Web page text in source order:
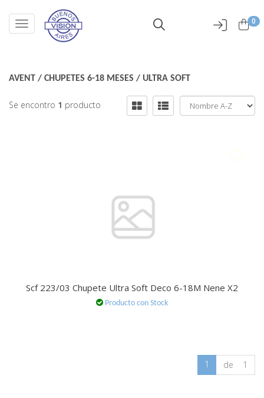
0
Toggle navigation
AVENT / CHUPETES 6-18 MESES / ULTRA SOFT
Se encontro 1 producto
Scf 223/03 Chupete Ultra Soft Deco 6-18M Nene X2
Producto con Stock
1 de 1